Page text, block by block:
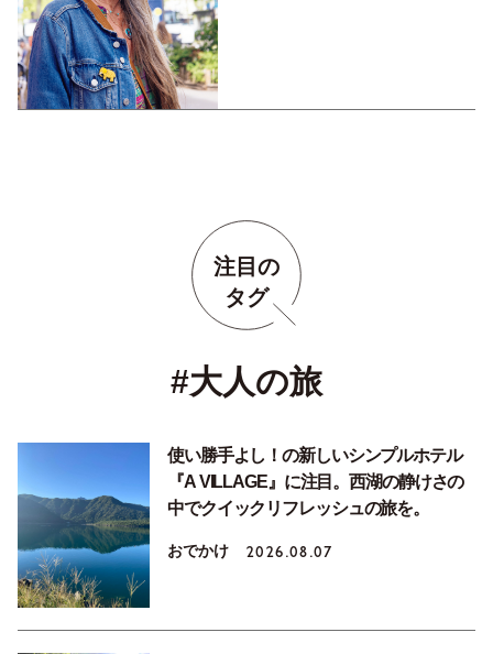
注目の
タグ
#大人の旅
使い勝手よし！の新しいシンプルホテル
『A VILLAGE』に注目。西湖の静けさの
中でクイックリフレッシュの旅を。
おでかけ 2026.08.07